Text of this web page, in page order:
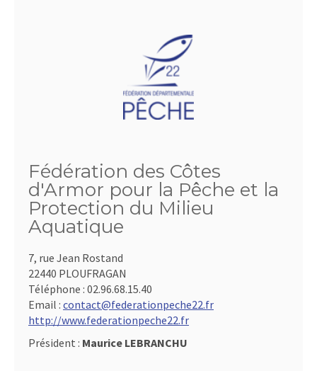
Fédération des Côtes
d'Armor pour la Pêche et la
Protection du Milieu
Aquatique
7, rue Jean Rostand
22440 PLOUFRAGAN
Téléphone : 02.96.68.15.40
Email : contact@federationpeche22.fr
http://www.federationpeche22.fr
Président : Maurice LEBRANCHU